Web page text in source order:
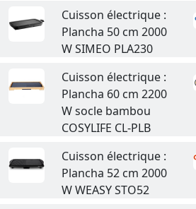
Cuisson électrique :
Plancha 50 cm 2000
W SIMEO PLA230
Cuisson électrique :
Plancha 60 cm 2200
W socle bambou
COSYLIFE CL-PLB
Cuisson électrique :
Plancha 52 cm 2000
W WEASY STO52